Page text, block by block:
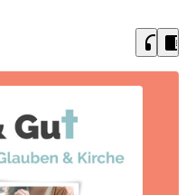
headphones chrome_reader_mode